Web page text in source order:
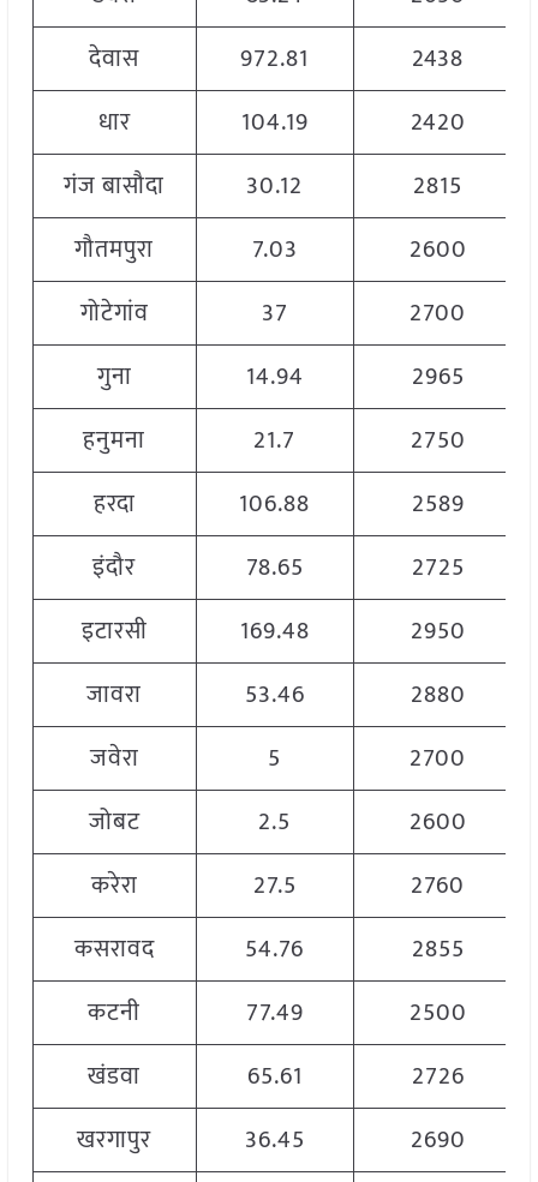
देवास
972.81
2438
धार
104.19
2420
गंज बासौदा
30.12
2815
गौतमपुरा
7.03
2600
गोटेगांव
37
2700
गुना
14.94
2965
हनुमना
21.7
2750
हरदा
106.88
2589
इंदौर
78.65
2725
इटारसी
169.48
2950
जावरा
53.46
2880
जवेरा
5
2700
जोबट
2.5
2600
करेरा
27.5
2760
कसरावद
54.76
2855
कटनी
77.49
2500
खंडवा
65.61
2726
खरगापुर
36.45
2690